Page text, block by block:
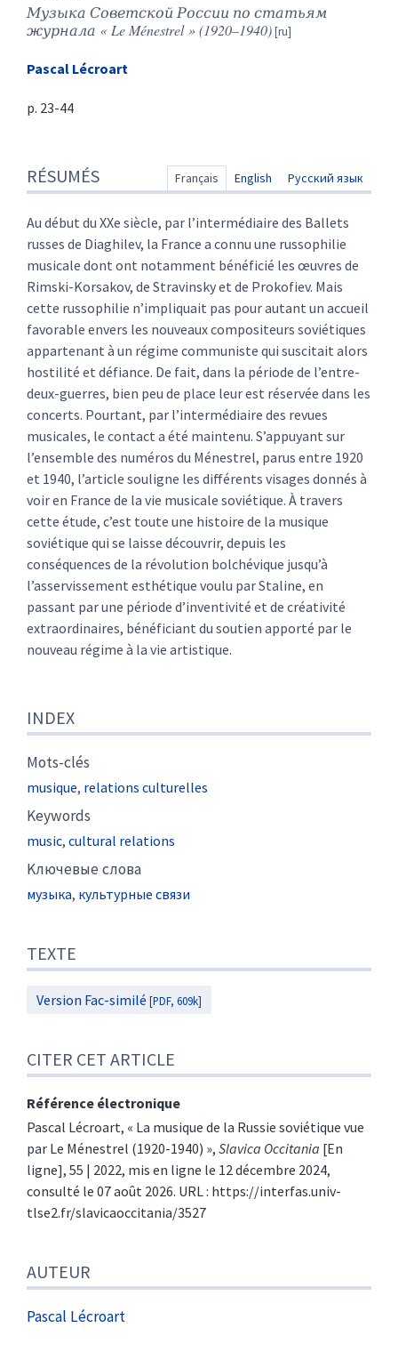
Музыка Советской России по статьям
журнала « Le Ménestrel » (1920–1940)
Pascal Lécroart
p. 23-44
Index
Texte
Citer cet article
Auteur
RÉSUMÉS Français English Русский язык
Au début du XXe siècle, par l’intermédiaire des Ballets
russes de Diaghilev, la France a connu une russophilie
musicale dont ont notamment bénéficié les œuvres de
Rimski-Korsakov, de Stravinsky et de Prokofiev. Mais
cette russophilie n’impliquait pas pour autant un accueil
favorable envers les nouveaux compositeurs soviétiques
appartenant à un régime communiste qui suscitait alors
hostilité et défiance. De fait, dans la période de l’entre-
deux-guerres, bien peu de place leur est réservée dans les
concerts. Pourtant, par l’intermédiaire des revues
musicales, le contact a été maintenu. S’appuyant sur
l’ensemble des numéros du Ménestrel, parus entre 1920
et 1940, l’article souligne les différents visages donnés à
voir en France de la vie musicale soviétique. À travers
cette étude, c’est toute une histoire de la musique
soviétique qui se laisse découvrir, depuis les
conséquences de la révolution bolchévique jusqu’à
l’asservissement esthétique voulu par Staline, en
passant par une période d’inventivité et de créativité
extraordinaires, bénéficiant du soutien apporté par le
nouveau régime à la vie artistique.
INDEX
Mots-clés
musique, relations culturelles
Keywords
music, cultural relations
Kлючевые слова
музыка, культурные связи
TEXTE
Version Fac-similé [PDF, 609k]
CITER CET ARTICLE
Référence électronique
Pascal Lécroart, « La musique de la Russie soviétique vue
par Le Ménestrel (1920-1940) », Slavica Occitania [En
ligne], 55 | 2022, mis en ligne le 12 décembre 2024,
consulté le 07 août 2026. URL : https://interfas.univ-
tlse2.fr/slavicaoccitania/3527
AUTEUR
Pascal Lécroart